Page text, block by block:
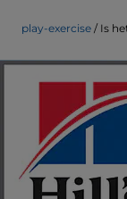
play-exercise Is het
Is het
te
gaat
te ver?
Spel en